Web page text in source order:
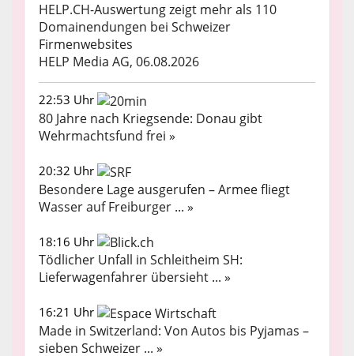
HELP.CH-Auswertung zeigt mehr als 110
Domainendungen bei Schweizer
Firmenwebsites
HELP Media AG, 06.08.2026
22:53 Uhr
80 Jahre nach Kriegsende: Donau gibt
Wehrmachtsfund frei »
20:32 Uhr
Besondere Lage ausgerufen – Armee fliegt
Wasser auf Freiburger ... »
18:16 Uhr
Tödlicher Unfall in Schleitheim SH:
Lieferwagenfahrer übersieht ... »
16:21 Uhr
Made in Switzerland: Von Autos bis Pyjamas –
sieben Schweizer ... »